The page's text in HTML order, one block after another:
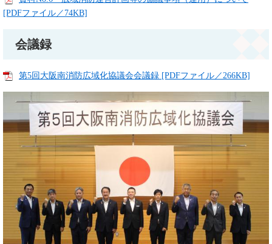
[PDFファイル／74KB]
会議録
第5回大阪南消防広域化協議会会議録 [PDFファイル／266KB]